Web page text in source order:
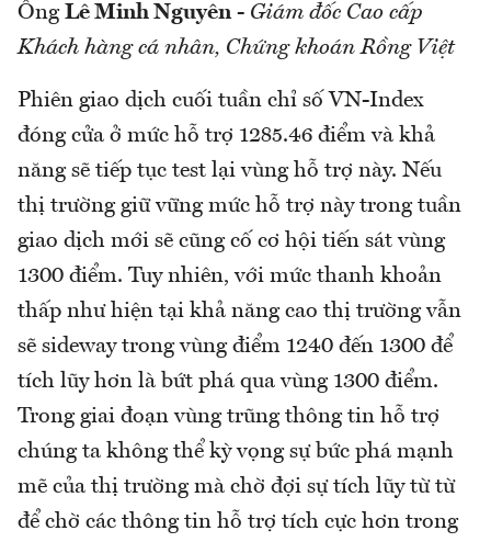
Ông Lê Minh Nguyên- Giám đốc Cao cấp
Khách hàng cá nhân, Chứng khoán Rồng Việt
Phiên giao dịch cuối tuần chỉ số VN-Index
đóng cửa ở mức hỗ trợ 1285.46 điểm và khả
năng sẽ tiếp tục test lại vùng hỗ trợ này. Nếu
thị trường giữ vững mức hỗ trợ này trong tuần
giao dịch mới sẽ cũng cố cơ hội tiến sát vùng
1300 điểm. Tuy nhiên, với mức thanh khoản
thấp như hiện tại khả năng cao thị trường vẫn
sẽ sideway trong vùng điểm 1240 đến 1300 để
tích lũy hơn là bứt phá qua vùng 1300 điểm.
Trong giai đoạn vùng trũng thông tin hỗ trợ
chúng ta không thể kỳ vọng sự bức phá mạnh
mẽ của thị trường mà chờ đợi sự tích lũy từ từ
để chờ các thông tin hỗ trợ tích cực hơn trong